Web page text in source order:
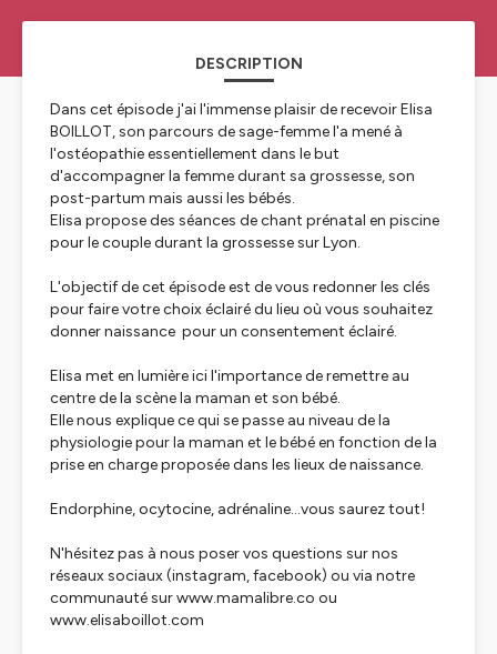
DESCRIPTION
Dans cet épisode j'ai l'immense plaisir de recevoir Elisa
BOILLOT, son parcours de sage-femme l'a mené à
l'ostéopathie essentiellement dans le but
d'accompagner la femme durant sa grossesse, son
post-partum mais aussi les bébés.
Elisa propose des séances de chant prénatal en piscine
pour le couple durant la grossesse sur Lyon.
L'objectif de cet épisode est de vous redonner les clés
pour faire votre choix éclairé du lieu où vous souhaitez
donner naissance pour un consentement éclairé.
Elisa met en lumière ici l'importance de remettre au
centre de la scène la maman et son bébé.
Elle nous explique ce qui se passe au niveau de la
physiologie pour la maman et le bébé en fonction de la
prise en charge proposée dans les lieux de naissance.
Endorphine, ocytocine, adrénaline...vous saurez tout!
N'hésitez pas à nous poser vos questions sur nos
réseaux sociaux (instagram, facebook) ou via notre
communauté sur www.mamalibre.co ou
www.elisaboillot.com